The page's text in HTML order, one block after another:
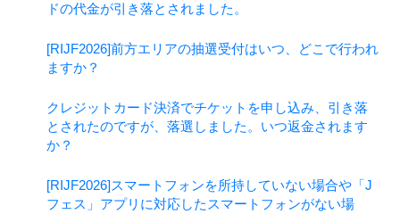
ドの代金が引き落とされました。
[RIJF2026]前方エリアの抽選受付はいつ、どこで行われ
ますか？
クレジットカード決済でチケットを申し込み、引き落
とされたのですが、落選しました。いつ返金されます
か？
[RIJF2026]スマートフォンを所持していない場合や「J
フェス」アプリに対応したスマートフォンがない場